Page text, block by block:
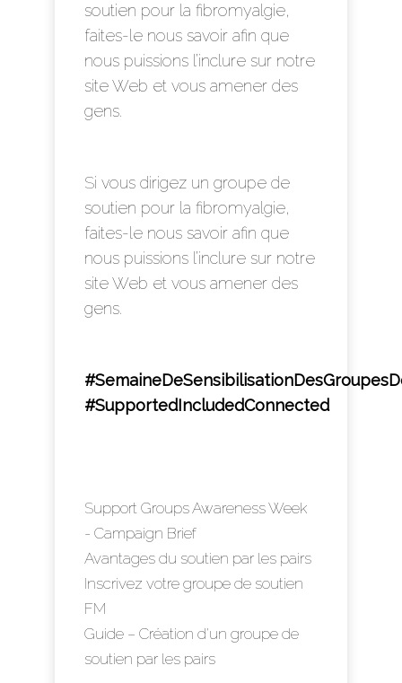
soutien pour la fibromyalgie,
faites-le nous savoir afin que
nous puissions l’inclure sur notre
site Web et vous amener des
gens.
Si vous dirigez un groupe de
soutien pour la fibromyalgie,
faites-le nous savoir afin que
nous puissions l’inclure sur notre
site Web et vous amener des
gens.
#SupportedIncludedConnected
Support Groups Awareness Week
- Campaign Brief
Avantages du soutien par les pairs
Inscrivez votre groupe de soutien
FM
Guide – Création d'un groupe de
soutien par les pairs